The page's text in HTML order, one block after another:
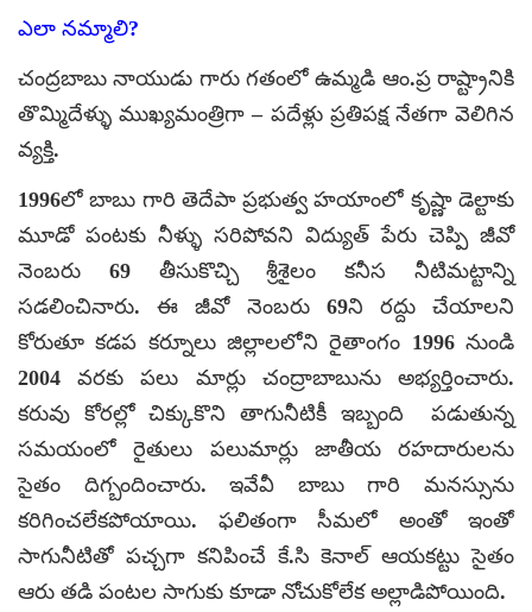
ఎలా నమ్మాలి?
చంద్రబాబు నాయుడు గారు గతంలో ఉమ్మడి ఆం.ప్ర రాష్ట్రానికి
తొమ్మిదేళ్ళు ముఖ్యమంత్రిగా – పదేళ్లు ప్రతిపక్ష నేతగా వెలిగిన
వ్యక్తి.
1996లో బాబు గారి తెదేపా ప్రభుత్వ హయాంలో కృష్ణా డెల్టాకు
మూడో పంటకు నీళ్ళు సరిపోవని విద్యుత్ పేరు చెప్పి జీవో
నెంబరు 69 తీసుకొచ్చి శ్రీశైలం కనీస నీటిమట్టాన్ని
సడలించినారు. ఈ జీవో నెంబరు 69ని రద్దు చేయాలని
కోరుతూ కడప కర్నూలు జిల్లాలలోని రైతాంగం 1996 నుండి
2004 వరకు పలు మార్లు చంద్రాబాబును అభ్యర్తించారు.
కరువు కోరల్లో చిక్కుకొని తాగునీటికీ ఇబ్బంది పడుతున్న
సమయంలో రైతులు పలుమార్లు జాతీయ రహదారులను
సైతం దిగ్బందించారు. ఇవేవీ బాబు గారి మనస్సును
కరిగించలేకపోయాయి. ఫలితంగా సీమలో అంతో ఇంతో
సాగునీటితో పచ్చగా కనిపించే కే.సి కెనాల్ ఆయకట్టు సైతం
ఆరు తడి పంటల సాగుకు కూడా నోచుకోలేక అల్లాడిపోయింది.